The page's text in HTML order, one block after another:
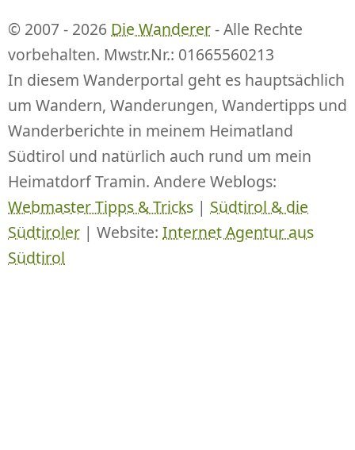
© 2007 - 2026 Die Wanderer- Alle Rechte
vorbehalten. Mwstr.Nr.: 01665560213
In diesem Wanderportal geht es hauptsächlich
um Wandern, Wanderungen, Wandertipps und
Wanderberichte in meinem Heimatland
Südtirol und natürlich auch rund um mein
Heimatdorf Tramin. Andere Weblogs:
Webmaster Tipps & Tricks | Südtirol & die
Südtiroler | Website: Internet Agentur aus
Südtirol